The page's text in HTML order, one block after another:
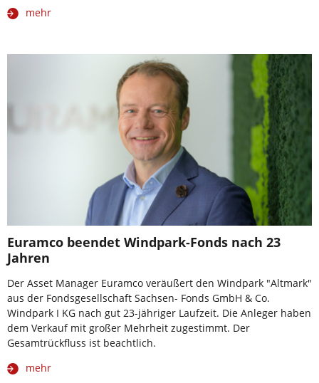
mehr
Euramco beendet Windpark-Fonds nach 23
Jahren
Der Asset Manager Euramco veräußert den Windpark "Altmark"
aus der Fondsgesellschaft Sachsen- Fonds GmbH & Co.
Windpark I KG nach gut 23-jähriger Laufzeit. Die Anleger haben
dem Verkauf mit großer Mehrheit zugestimmt. Der
Gesamtrückfluss ist beachtlich.
mehr